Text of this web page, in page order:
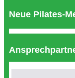
Neue Pilates-